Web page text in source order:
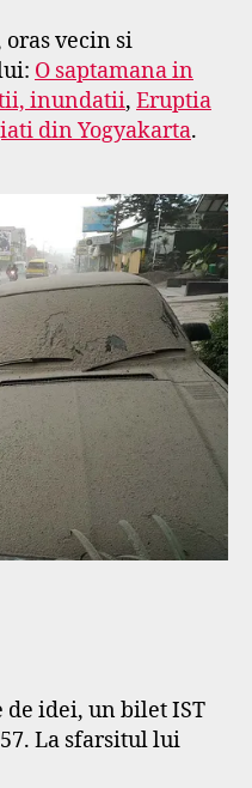
oras vecin si
O saptamana in
inundatii, Eruptia
din Yogyakarta.
de idei, un bilet IST
La sfarsitul lui